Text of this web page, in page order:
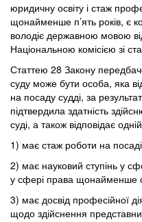
юридичну освіту і стаж
щонайменше п’ять років, є
володіє державною мовою
Національною комісією зі
Статтею 28 Закону
суду може бути особа, яка
на посаду судді, за
підтвердила здатність
суді, а також відповідає
1) має стаж роботи на
2) має науковий ступінь у
у сфері права щонайменше
3) має досвід професійної
щодо здійснення